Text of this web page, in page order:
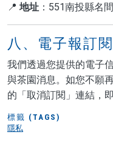
📍 地址 ：551南投縣名
八、電子報訂
我們透過您提供的電子
與茶園消息。如您不願
的「取消訂閱」連結，
標籤 (TAGS)
隱私